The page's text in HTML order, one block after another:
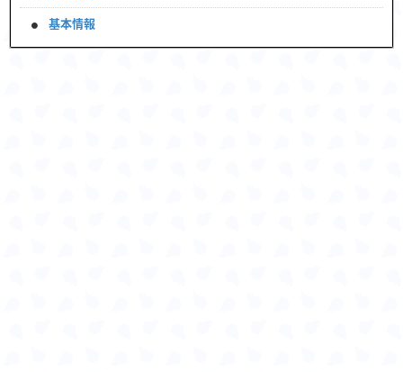
基本情報